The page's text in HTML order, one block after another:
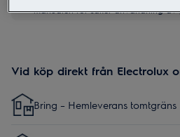
manualen för säker användning av
Vid köp direkt från Electrolux
Bring – Hemleverans tomtgräns